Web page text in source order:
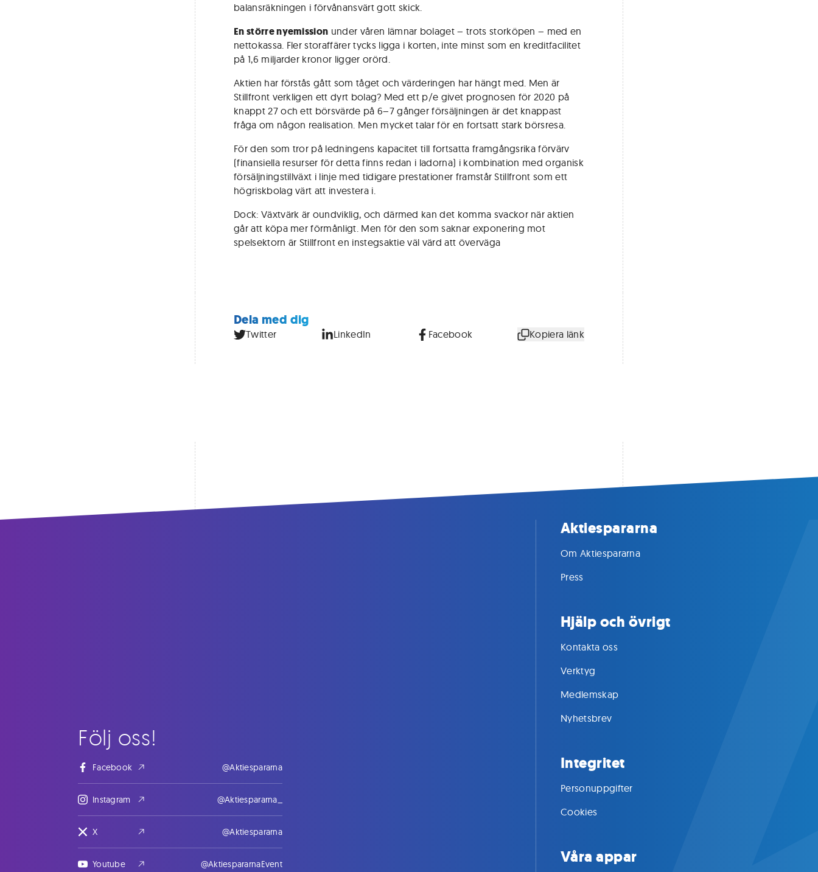
balansräkningen i förvånansvärt gott skick.
En större nyemission under våren lämnar bolaget – trots storköpen – med en
nettokassa. Fler storaffärer tycks ligga i korten, inte minst som en kreditfacilitet
på 1,6 miljarder kronor ligger orörd.
Aktien har förstås gått som tåget och värderingen har hängt med. Men är
Stillfront verkligen ett dyrt bolag? Med ett p/e givet prognosen för 2020 på
knappt 27 och ett börsvärde på 6–7 gånger försäljningen är det knappast
fråga om någon realisation. Men mycket talar för en fortsatt stark börsresa.
För den som tror på ledningens kapacitet till fortsatta framgångsrika förvärv
(finansiella resurser för detta finns redan i ladorna) i kombination med organisk
försäljningstillväxt i linje med tidigare prestationer framstår Stillfront som ett
högriskbolag värt att investera i.
Dock: Växtvärk är oundviklig, och därmed kan det komma svackor när aktien
går att köpa mer förmånligt. Men för den som saknar exponering mot
spelsektorn är Stillfront en instegsaktie väl värd att överväga
Dela med dig
Twitter LinkedIn Facebook Kopiera länk
Följ oss!
Facebook @Aktiespararna
Instagram @Aktiespararna_
X @Aktiespararna
Youtube @AktiespararnaEvent
Aktiespararna
Om Aktiespararna
Press
Hjälp och övrigt
Kontakta oss
Verktyg
Medlemskap
Nyhetsbrev
Integritet
Personuppgifter
Cookies
Våra appar